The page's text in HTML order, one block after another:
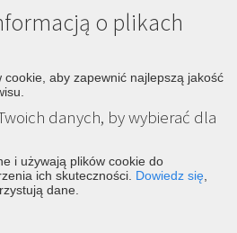
zimno z truskawkami
o plikach
cookie, aby zapewnić najlepszą jakość
danych, by wybierać dla
i używają plików cookie do
ich skuteczności. Dowiedz się
dane.